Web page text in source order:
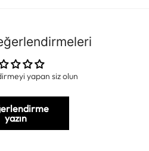
yapan siz olun
yazın